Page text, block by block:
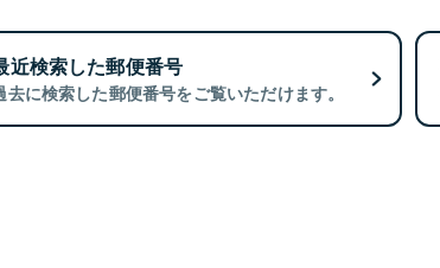
近検索した郵便番号
去に検索した郵便番号をご覧いただけます。